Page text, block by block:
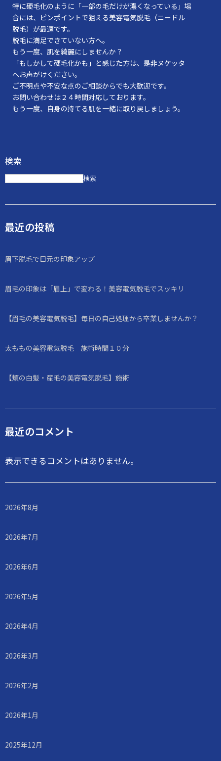
特に硬毛化のように「一部の毛だけが濃くなっている」場
合には、ピンポイントで狙える美容電気脱毛（ニードル
脱毛）が最適です。
脱毛に満足できていない方へ。
もう一度、肌を綺麗にしませんか？
「もしかして硬毛化かも」と感じた方は、是非ヌケッタ
へお声がけください。
ご不明点や不安な点のご相談からでも大歓迎です。
お問い合わせは２４時間対応しております。
もう一度、自身の持てる肌を一緒に取り戻しましょう。
検索
検索
最近の投稿
眉下脱毛で目元の印象アップ
眉毛の印象は「眉上」で変わる！美容電気脱毛でスッキリ
【眉毛の美容電気脱毛】毎日の自己処理から卒業しませんか？
太ももの美容電気脱毛 施術時間１０分
【頬の白髪・産毛の美容電気脱毛】施術
最近のコメント
表示できるコメントはありません。
2026年8月
2026年7月
2026年6月
2026年5月
2026年4月
2026年3月
2026年2月
2026年1月
2025年12月